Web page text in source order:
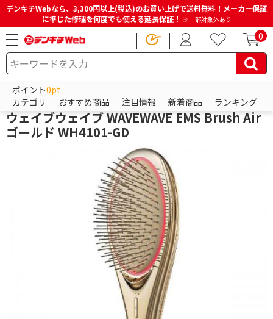
デンキチWebなら、3,300円以上(税込)のお買い上げで送料無料！メーカー保証
に準じた修理を何度でも使える延長保証！ ※一部対象外あり
0
ポイント0pt
カテゴリ
おすすめ商品 注目情報 新着商品 ランキング
HOME 商品一覧ページ ビューティー・健康家電 ヘアケア
ウェイブウェイブ
ウェイブウェイブ WAVEWAVE EMS Brush Air
ゴールド WH4101-GD